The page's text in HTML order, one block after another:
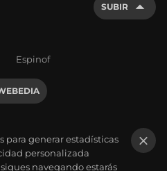
SUBIR
Espinof
para generar estadísticas
personalizada
navegando estarás